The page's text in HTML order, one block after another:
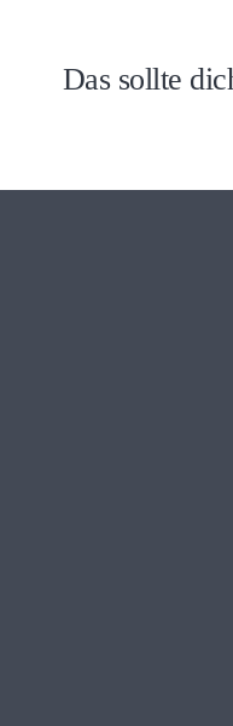
Das sollte
Miteinander